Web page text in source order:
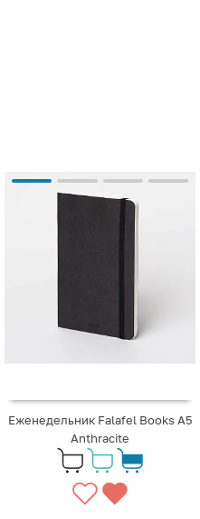
Еженедельник Falafel Books А5
Anthracite